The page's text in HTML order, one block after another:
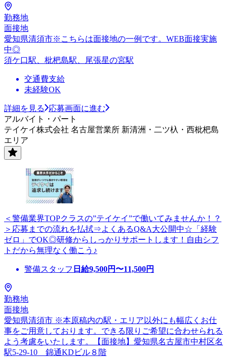
勤務地
面接地
愛知県清須市※こちらは面接地の一例です。WEB面接実施
中◎
須ケ口駅、枇杷島駅、尾張星の宮駅
交通費支給
未経験OK
詳細を見る
応募画面に進む
アルバイト・パート
テイケイ株式会社 名古屋営業所 新清洲・二ツ杁・西枇杷島
エリア
＜警備業界TOPクラスの”テイケイ”で働いてみませんか！？
＞応募までの流れを払拭⇒よくあるQ&A大公開中☆「経験
ゼロ」でOK◎研修からしっかりサポートします！自由シフ
トだから無理なく働こう♪
警備スタッフ 日給9,500円〜11,500円
勤務地
面接地
愛知県清須市 ※本原稿内の駅・エリア以外にも幅広くお仕
事をご用意しております。できる限りご希望に合わせられる
よう考慮をいたします。【面接地】愛知県名古屋市中村区名
駅5-29-10 錦通KDビル８階